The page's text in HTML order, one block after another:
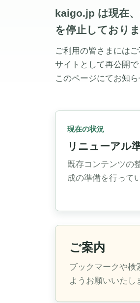
kaigo.jp は現在
を停止しておりま
ご利用の皆さまには
サイトとして再公開
このページにてお知ら
現在の状況
リニューアル
既存コンテンツの
成の準備を行って
ご案内
ブックマークや検
ようお願いいたし